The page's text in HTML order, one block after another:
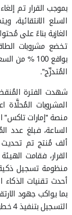
بموجب القرار تم
السلع الانتقائية،
الغازية بناءً على
تخضع مشروبات
بواقع 100
المُتدرِّج".
المشروبات المُحلَّاة
منصة "إمارات تاكس"
ألف مُنتج تم تحديث
القرار، فقامت
منظومة تسجيل ذكية
أحدث تقنيات
بما يواكب جهود
التسجيل بتنفيذ 4 خطوات إلكترونية سهلة عبر منصة "إمارات تاكس".